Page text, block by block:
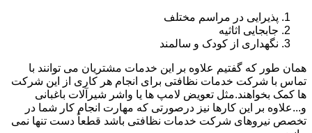
پذیرایی در مراسم مختلف
جابجایی اثاثیه
نگهداری از کودک و سالمند
همان طور که گفتیم علاوه بر این خدمات مشتریان می توانند با
تماس با شرکت خدمات نظافتی برای انجام هر کاری از این شرکت
ها کمک بخواهند.مثل تعویض لامپ ها یا واشر شیرآلات باغبانی
و...علاوه بر این کارها نیز درصورتی که مهارت انجام کار شما در
تخصص نیروهای شرکت خدمات نظافتی باشد قطعاً دست تنها نمی